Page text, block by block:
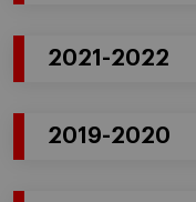
2021-2022
2019-2020